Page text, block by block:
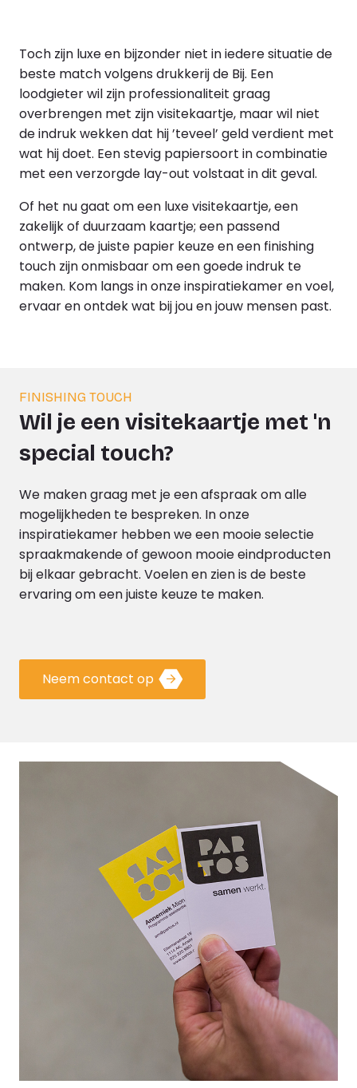
Toch zijn luxe en bijzonder niet in iedere situatie de
beste match volgens drukkerij de Bij. Een
loodgieter wil zijn professionaliteit graag
overbrengen met zijn visitekaartje, maar wil niet
de indruk wekken dat hij ’teveel’ geld verdient met
wat hij doet. Een stevig papiersoort in combinatie
met een verzorgde lay-out volstaat in dit geval.
Of het nu gaat om een luxe visitekaartje, een
zakelijk of duurzaam kaartje; een passend
ontwerp, de juiste papier keuze en een finishing
touch zijn onmisbaar om een goede indruk te
maken. Kom langs in onze inspiratiekamer en voel,
ervaar en ontdek wat bij jou en jouw mensen past.
FINISHING TOUCH
Wil je een visitekaartje met 'n
special touch?
We maken graag met je een afspraak om alle
mogelijkheden te bespreken. In onze
inspiratiekamer hebben we een mooie selectie
spraakmakende of gewoon mooie eindproducten
bij elkaar gebracht. Voelen en zien is de beste
ervaring om een juiste keuze te maken.
Neem contact op